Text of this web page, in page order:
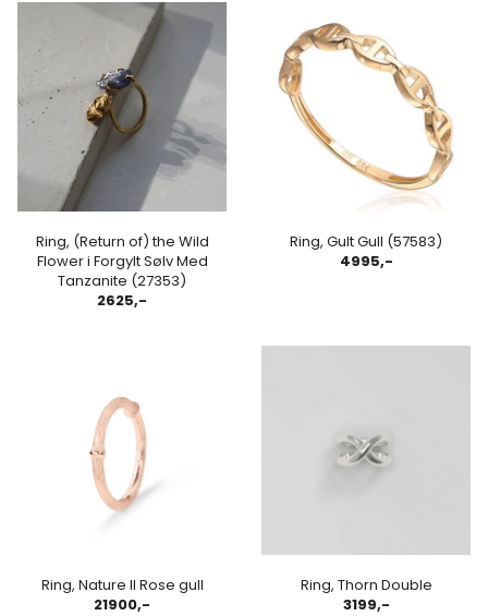
Ring, (Return of) the Wild
Flower i Forgylt Sølv Med
Tanzanite (27353)
2625,-
Ring, Gult Gull (57583)
4995,-
Ring, Nature II Rose gull
21900,-
Ring, Thorn Double
3199,-